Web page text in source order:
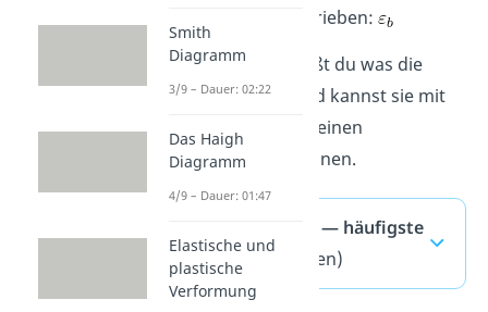
Formelzeichen beschrieben:
Sehr schön! Jetzt weißt du was die
Bruchdehnung ist und kannst sie mit
den Messdaten aus deinen
Zugversuchen berechnen.
Bruchdehnungen — häufigste
Fragen (ausklappen)
Smith
Diagramm
3/9 – Dauer: 02:22
Das Haigh
Diagramm
4/9 – Dauer: 01:47
Elastische und
plastische
Verformung